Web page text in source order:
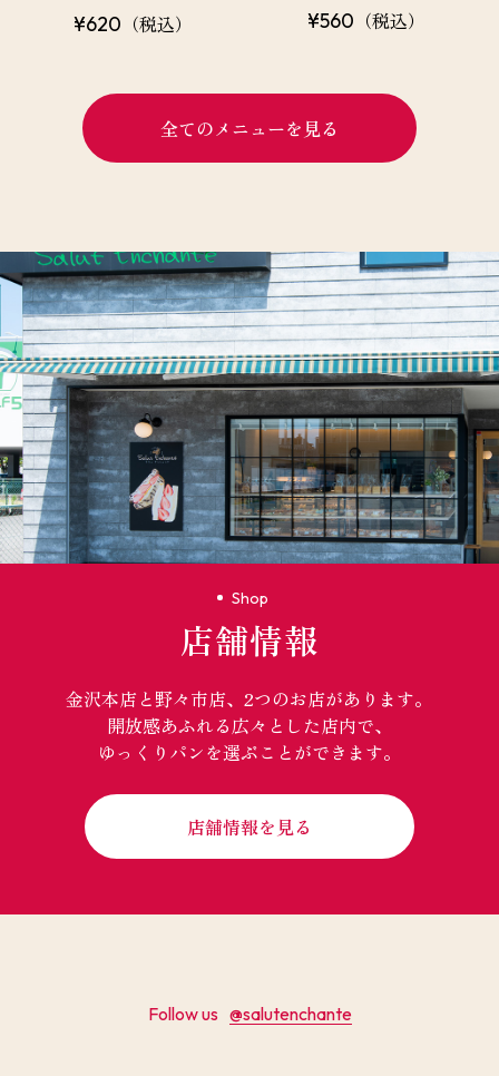
¥620 （税込） ¥560 （税込）
全てのメニューを見る
Shop
店舗情報
金沢本店と野々市店、2つのお店があります。
開放感あふれる広々とした店内で、
ゆっくりパンを選ぶことができます。
店舗情報を見る
Follow us @salutenchante